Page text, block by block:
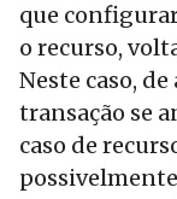
que
o recurso,
Neste caso,
transação se
caso de